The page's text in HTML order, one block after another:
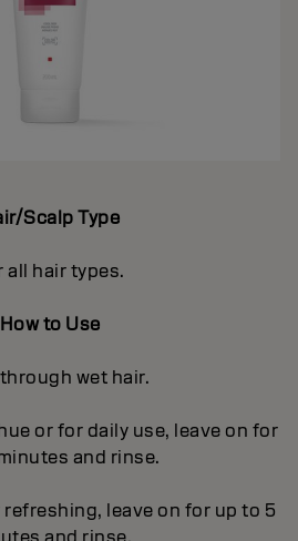
Scalp Type
all hair types.
How to Use
wet hair.
or for daily use, leave on for
and rinse.
leave on for up to 5